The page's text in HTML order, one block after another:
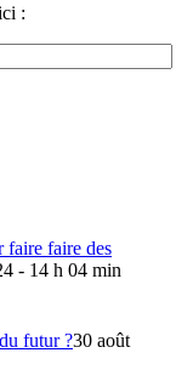
:
faire faire des
- 14 h 04 min
futur ?30 août